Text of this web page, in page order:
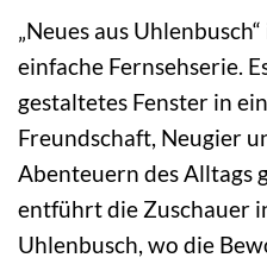
„Neues aus
einfache Fernsehserie.
gestaltetes Fenster in
Freundschaft, Neugier
Abenteuern des Alltags
entführt die Zuschauer
Uhlenbusch, wo die